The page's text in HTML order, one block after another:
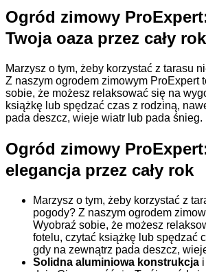
Ogród zimowy
Twoja oaza przez cały
Marzysz o tym, żeby korzystać z tarasu
Z naszym ogrodem zimowym ProExpert
sobie, że możesz relaksować się na
książkę lub spędzać czas z rodziną,
pada deszcz, wieje wiatr lub pada śnieg.
Ogród zimowy
elegancja przez cały rok
Marzysz o tym, żeby korzystać z
pogody? Z naszym ogrodem
Wyobraź sobie, że możesz
fotelu, czytać książkę lub spędzać
gdy na zewnątrz pada deszcz,
Solidna aluminiowa konstrukcja